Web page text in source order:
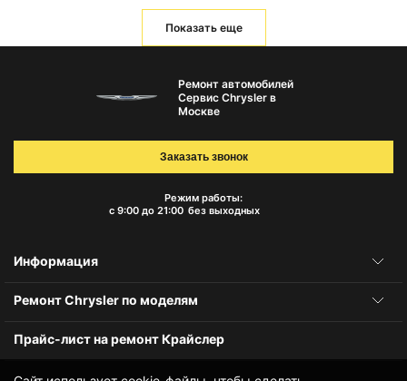
Показать еще
Ремонт автомобилей
Сервис Chrysler в
Москве
Режим работы:
с 9:00 до 21:00 без выходных
Заказать звонок
Информация
Ремонт Chrysler по моделям
Прайс-лист на ремонт Крайслер